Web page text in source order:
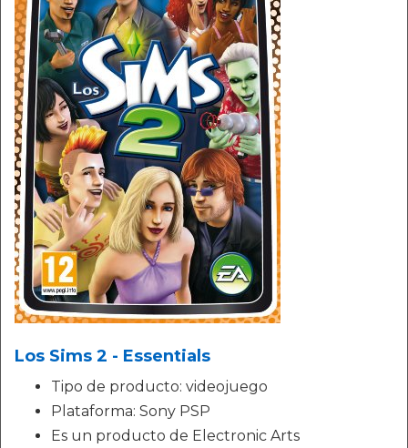
Los Sims 2 - Essentials
Tipo de producto: videojuego
Plataforma: Sony PSP
Es un producto de Electronic Arts